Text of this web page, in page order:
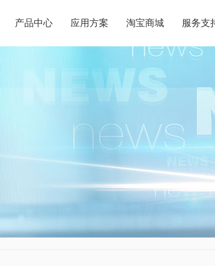
产品中心 应用方案 淘宝商城 服务支